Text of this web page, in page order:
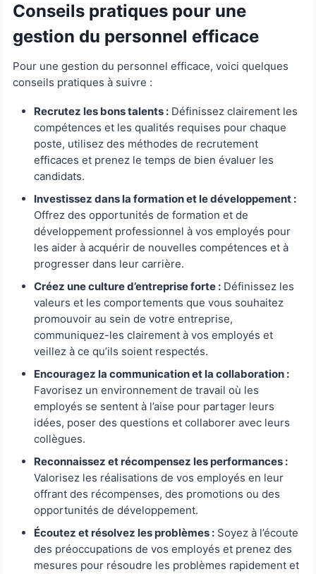
Conseils pratiques pour une
gestion du personnel efficace
Pour une gestion du personnel efficace, voici quelques
conseils pratiques à suivre :
Recrutez les bons talents :Définissez clairement les
compétences et les qualités requises pour chaque
poste, utilisez des méthodes de recrutement
efficaces et prenez le temps de bien évaluer les
candidats.
Investissez dans la formation et le développement :
Offrez des opportunités de formation et de
développement professionnel à vos employés pour
les aider à acquérir de nouvelles compétences et à
progresser dans leur carrière.
Créez une culture d’entreprise forte :Définissez les
valeurs et les comportements que vous souhaitez
promouvoir au sein de votre entreprise,
communiquez-les clairement à vos employés et
veillez à ce qu’ils soient respectés.
Encouragez la communication et la collaboration :
Favorisez un environnement de travail où les
employés se sentent à l’aise pour partager leurs
idées, poser des questions et collaborer avec leurs
collègues.
Reconnaissez et récompensez les performances :
Valorisez les réalisations de vos employés en leur
offrant des récompenses, des promotions ou des
opportunités de développement.
Écoutez et résolvez les problèmes :Soyez à l’écoute
des préoccupations de vos employés et prenez des
mesures pour résoudre les problèmes rapidement et